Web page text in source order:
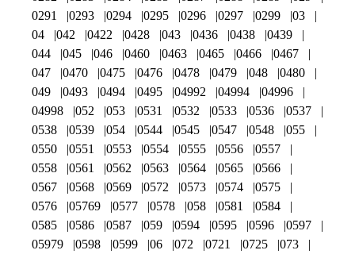
0291
0293 0294 0295 0296 0297 0299
03
04
042 0422 0428 043 0436 0438
0439
044
045 046 0460 0463 0465 0466
0467
047
0470 0475 0476 0478 0479 048
0480
049
0493 0494 0495 04992 04994
04996
04998
052 053 0531 0532 0533 0536
0537
0538
0539 054 0544 0545 0547 0548
055
0550
0551 0553 0554 0555 0556
0557
0558
0561 0562 0563 0564 0565
0566
0567
0568 0569 0572 0573 0574
0575
0576
05769 0577 0578 058 0581
0584
0585
0586 0587 059 0594 0595 0596
0597
05979
0598 0599 06 072 0721 0725
073